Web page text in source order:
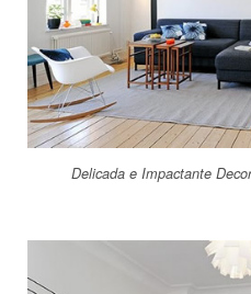
Delicada e Impactante